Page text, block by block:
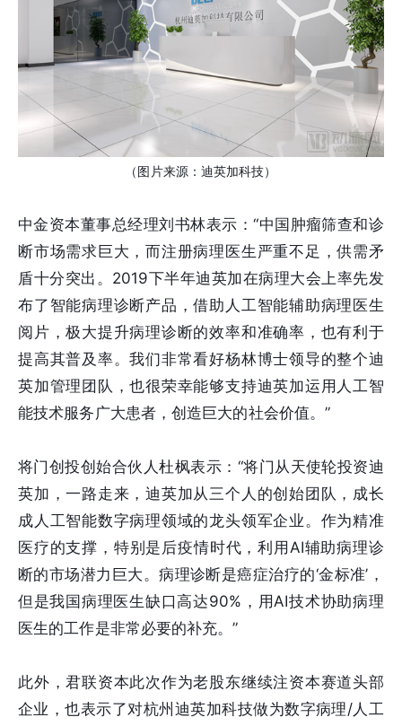
（图片来源：迪英加科技）
中金资本董事总经理刘书林表示：“中国肿瘤筛查和诊
断市场需求巨大，而注册病理医生严重不足，供需矛
盾十分突出。2019下半年迪英加在病理大会上率先发
布了智能病理诊断产品，借助人工智能辅助病理医生
阅片，极大提升病理诊断的效率和准确率，也有利于
提高其普及率。我们非常看好杨林博士领导的整个迪
英加管理团队，也很荣幸能够支持迪英加运用人工智
能技术服务广大患者，创造巨大的社会价值。”
将门创投创始合伙人杜枫表示：“将门从天使轮投资迪
英加，一路走来，迪英加从三个人的创始团队，成长
成人工智能数字病理领域的龙头领军企业。作为精准
医疗的支撑，特别是后疫情时代，利用AI辅助病理诊
断的市场潜力巨大。病理诊断是癌症治疗的‘金标准’，
但是我国病理医生缺口高达90%，用AI技术协助病理
医生的工作是非常必要的补充。”
此外，君联资本此次作为老股东继续注资本赛道头部
企业，也表示了对杭州迪英加科技做为数字病理/人工